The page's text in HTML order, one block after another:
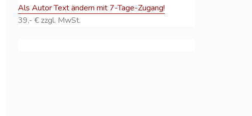
Als Autor Text ändern mit 7-Tage-Zugang!
39,- € zzgl. MwSt.